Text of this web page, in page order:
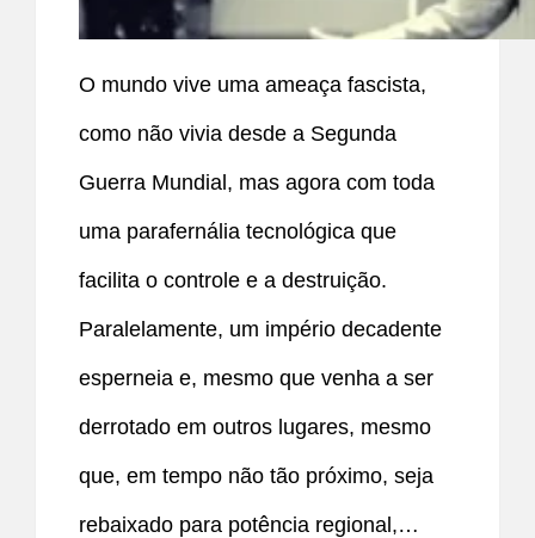
O mundo vive uma ameaça fascista,
como não vivia desde a Segunda
Guerra Mundial, mas agora com toda
uma parafernália tecnológica que
facilita o controle e a destruição.
Paralelamente, um império decadente
esperneia e, mesmo que venha a ser
derrotado em outros lugares, mesmo
que, em tempo não tão próximo, seja
rebaixado para potência regional,…